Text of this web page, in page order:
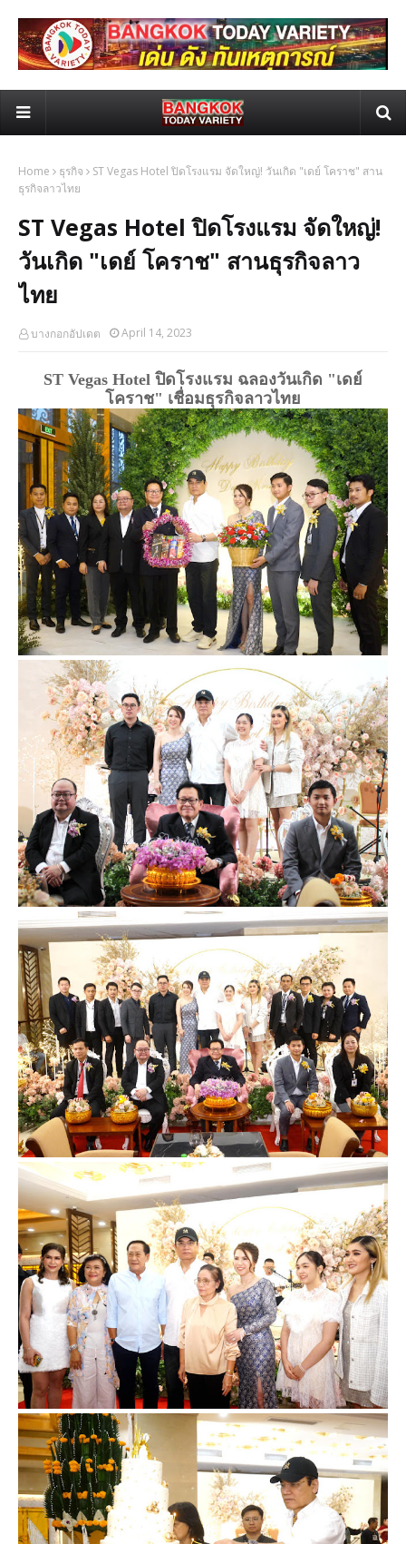
Home ธุรกิจ
ST Vegas Hotel ปิดโรงแรม จัดใหญ่! วันเกิด "เดย์ โคราช" สาน
ธุรกิจลาวไทย
ST Vegas Hotel ปิดโรงแรม จัดใหญ่!
วันเกิด "เดย์ โคราช" สานธุรกิจลาว
ไทย
บางกอกอัปเดต April 14, 2023
ST Vegas Hotel ปิดโรงแรม ฉลองวันเกิด "เดย์
โคราช" เชื่อมธุรกิจลาวไทย